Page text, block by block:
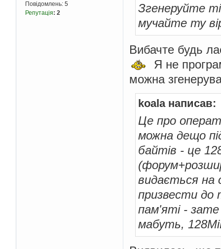
Повідомлень: 5
Репутація: 2
Згенеруйте
мучайте ту
Вибачте будь
Я не
можна
koala написав:
Це про
можна дещо
байтів - це
видається на
призвести
пам'яті -
мабуть,